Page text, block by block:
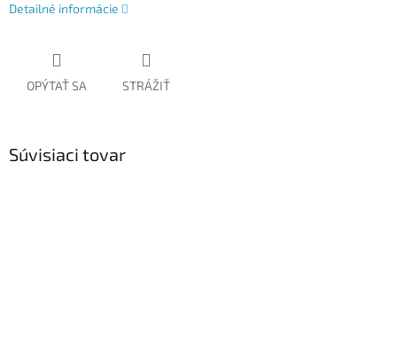
Detailné informácie
OPÝTAŤ SA STRÁŽIŤ
Súvisiaci tovar